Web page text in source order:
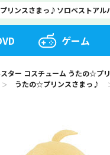
リンスさまっ♪ソロベストアル
ゲーム
ター コスチューム うたの☆プ
＞ うたの☆プリンスさまっ♪